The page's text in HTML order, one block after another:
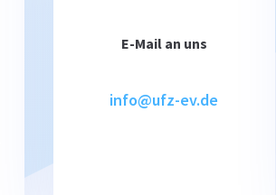
E-Mail an uns
info@ufz-ev.de